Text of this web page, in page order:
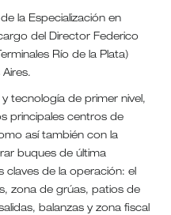
la Especialización en
del Director Federico
Río de la Plata)
tecnología de primer nivel,
principales centros de
así también con la
buques de última
claves de la operación: el
zona de grúas, patios de
balanzas y zona fiscal